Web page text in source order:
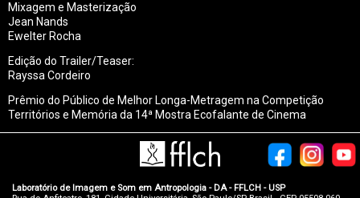
Mixagem e Masterização
Jean Nands
Ewelter Rocha
Edição do Trailer/Teaser:
Rayssa Cordeiro
Prêmio do Público de Melhor Longa-Metragem na Competição
Territórios e Memória da 14ª Mostra Ecofalante de Cinema
Laboratório de Imagem e Som em Antropologia - DA - FFLCH - USP